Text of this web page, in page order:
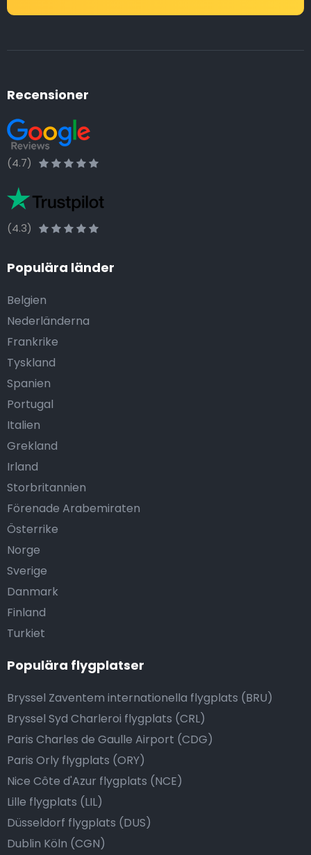
Recensioner
(4.7)
(4.3)
Populära länder
Belgien
Nederländerna
Frankrike
Tyskland
Spanien
Portugal
Italien
Grekland
Irland
Storbritannien
Förenade Arabemiraten
Österrike
Norge
Sverige
Danmark
Finland
Turkiet
Populära flygplatser
Bryssel Zaventem internationella flygplats (BRU)
Bryssel Syd Charleroi flygplats (CRL)
Paris Charles de Gaulle Airport (CDG)
Paris Orly flygplats (ORY)
Nice Côte d'Azur flygplats (NCE)
Lille flygplats (LIL)
Düsseldorf flygplats (DUS)
Dublin Köln (CGN)